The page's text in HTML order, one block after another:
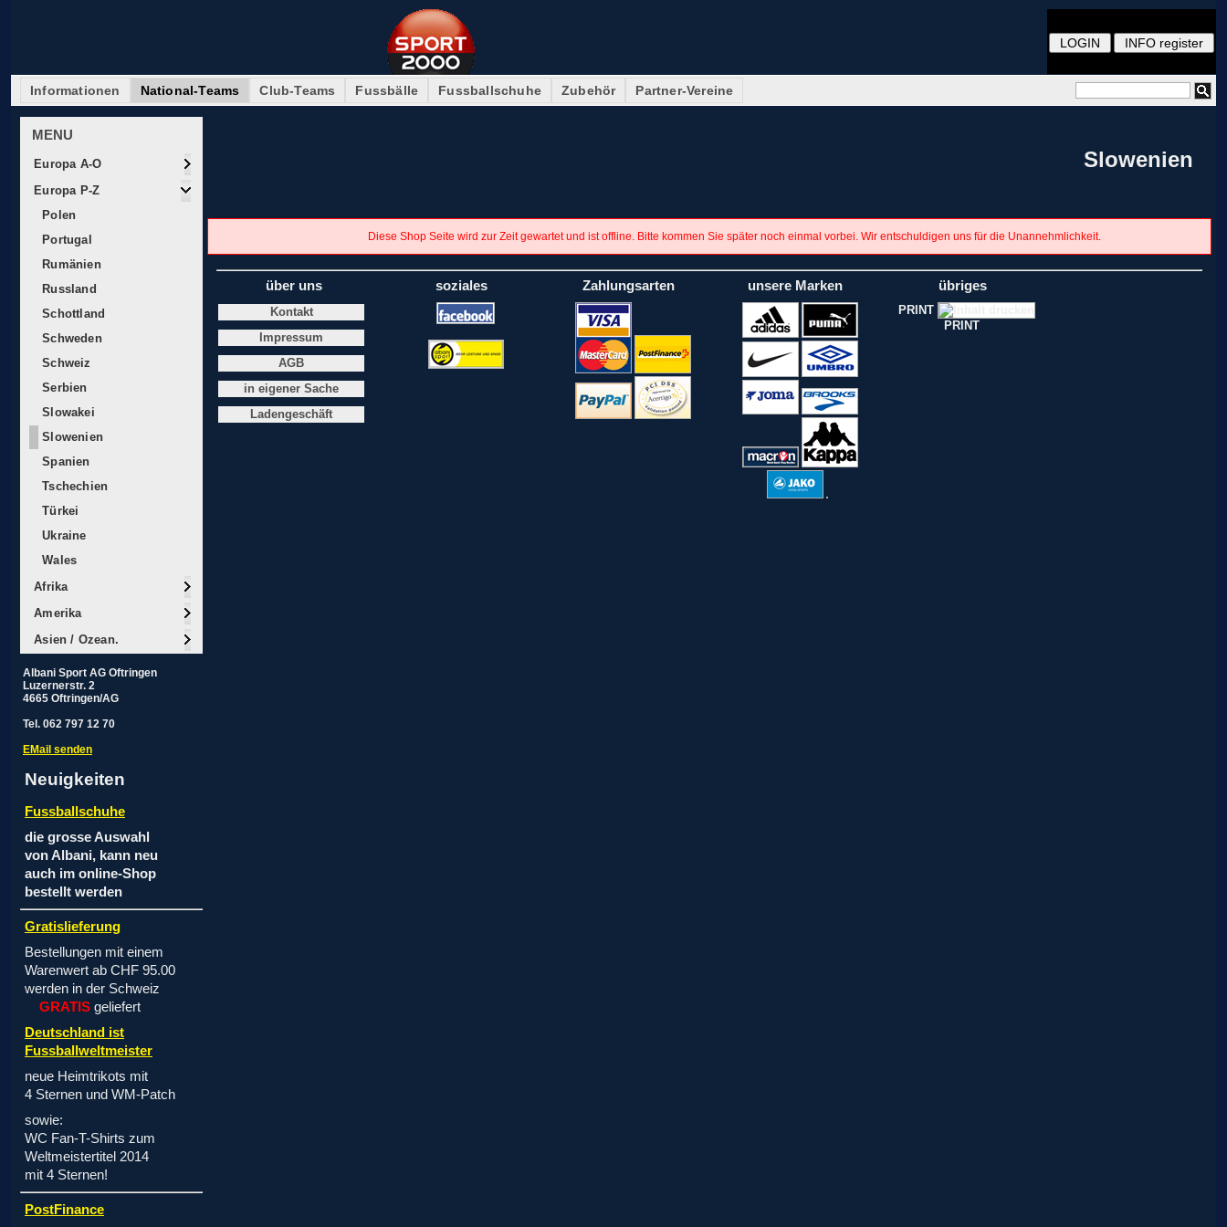
Informationen National-Teams Club-Teams Fussbälle Fussballschuhe Zubehör Partner-Vereine
MENU
Europa A-O
Europa P-Z
Polen
Portugal
Rumänien
Russland
Schottland
Schweden
Schweiz
Serbien
Slowakei
Slowenien
Spanien
Tschechien
Türkei
Ukraine
Wales
Afrika
Amerika
Asien / Ozean.
Albani Sport AG Oftringen
Luzernerstr. 2
4665 Oftringen/AG
Tel. 062 797 12 70
EMail senden
Neuigkeiten
Fussballschuhe
die grosse Auswahl
von Albani, kann neu
auch im online-Shop
bestellt werden
Gratislieferung
Bestellungen mit einem
Warenwert ab CHF 95.00
werden in der Schweiz
GRATIS geliefert
Deutschland ist
Fussballweltmeister
neue Heimtrikots mit
4 Sternen und WM-Patch
sowie:
WC Fan-T-Shirts zum
Weltmeistertitel 2014
mit 4 Sternen!
PostFinance
Slowenien
Diese Shop Seite wird zur Zeit gewartet und ist offline. Bitte kommen Sie später noch einmal vorbei. Wir entschuldigen uns für die Unannehmlichkeit.
über uns
Kontakt
Impressum
AGB
in eigener Sache
Ladengeschäft
soziales Zahlungsarten unsere Marken übriges
PRINT
PRINT